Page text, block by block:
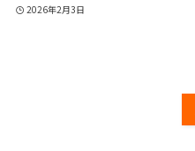
2026年2月3日